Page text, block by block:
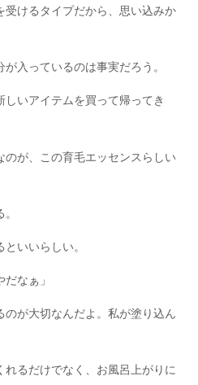
けるタイプだから、思い込みか
入っているのは事実だろう。
いアイテムを買って帰ってき
のが、この育毛エッセンスらしい
いいらしい。
なぁ」
のが大切なんだよ。私が塗り込ん
るだけでなく、お風呂上がりに